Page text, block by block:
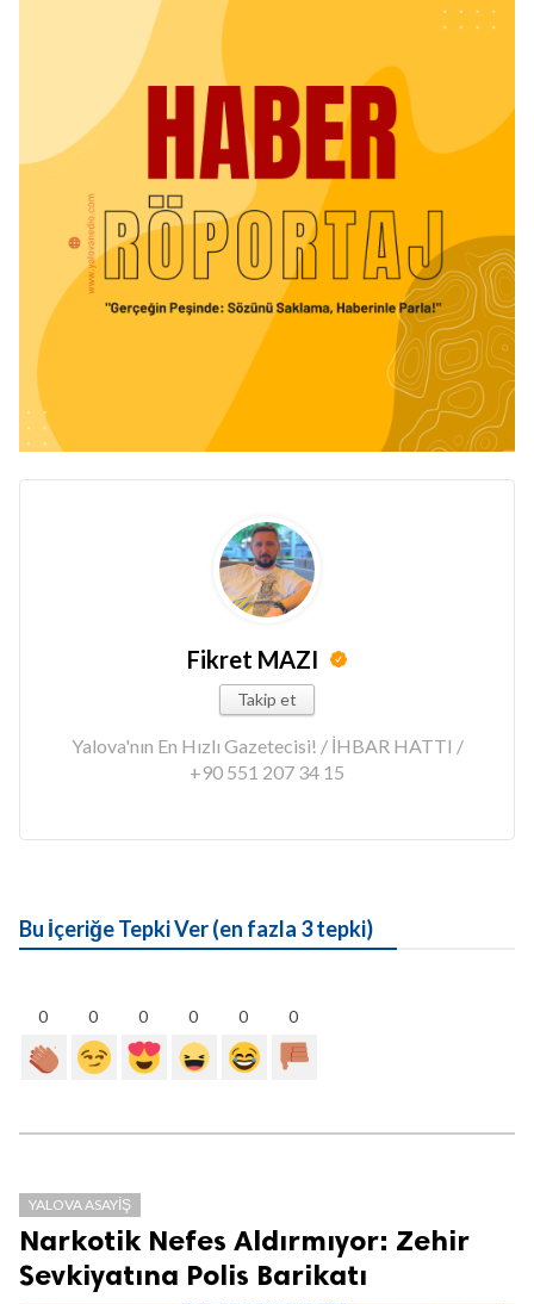
Fikret MAZI
Takip et
Yalova'nın En Hızlı Gazetecisi! / İHBAR HATTI /
+90 551 207 34 15
Bu İçeriğe Tepki Ver (en fazla 3 tepki)
0 0 0 0 0 0
YALOVA ASAYIŞ
Narkotik Nefes Aldırmıyor: Zehir
Sevkiyatına Polis Barikatı